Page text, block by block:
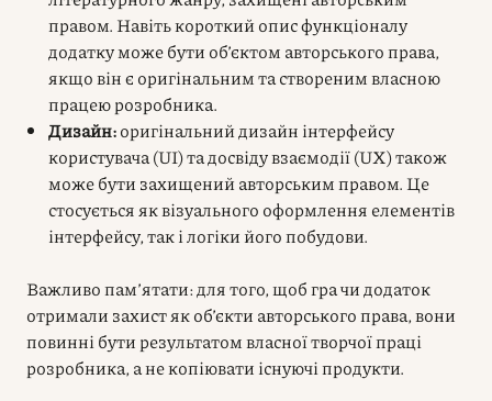
правом. Навіть короткий опис функціоналу
додатку може бути об’єктом авторського права,
якщо він є оригінальним та створеним власною
працею розробника.
Дизайн:оригінальний дизайн інтерфейсу
користувача (UI) та досвіду взаємодії (UX) також
може бути захищений авторським правом. Це
стосується як візуального оформлення елементів
інтерфейсу, так і логіки його побудови.
Важливо пам’ятати: для того, щоб гра чи додаток
отримали захист як об’єкти авторського права, вони
повинні бути результатом власної творчої праці
розробника, а не копіювати існуючі продукти.